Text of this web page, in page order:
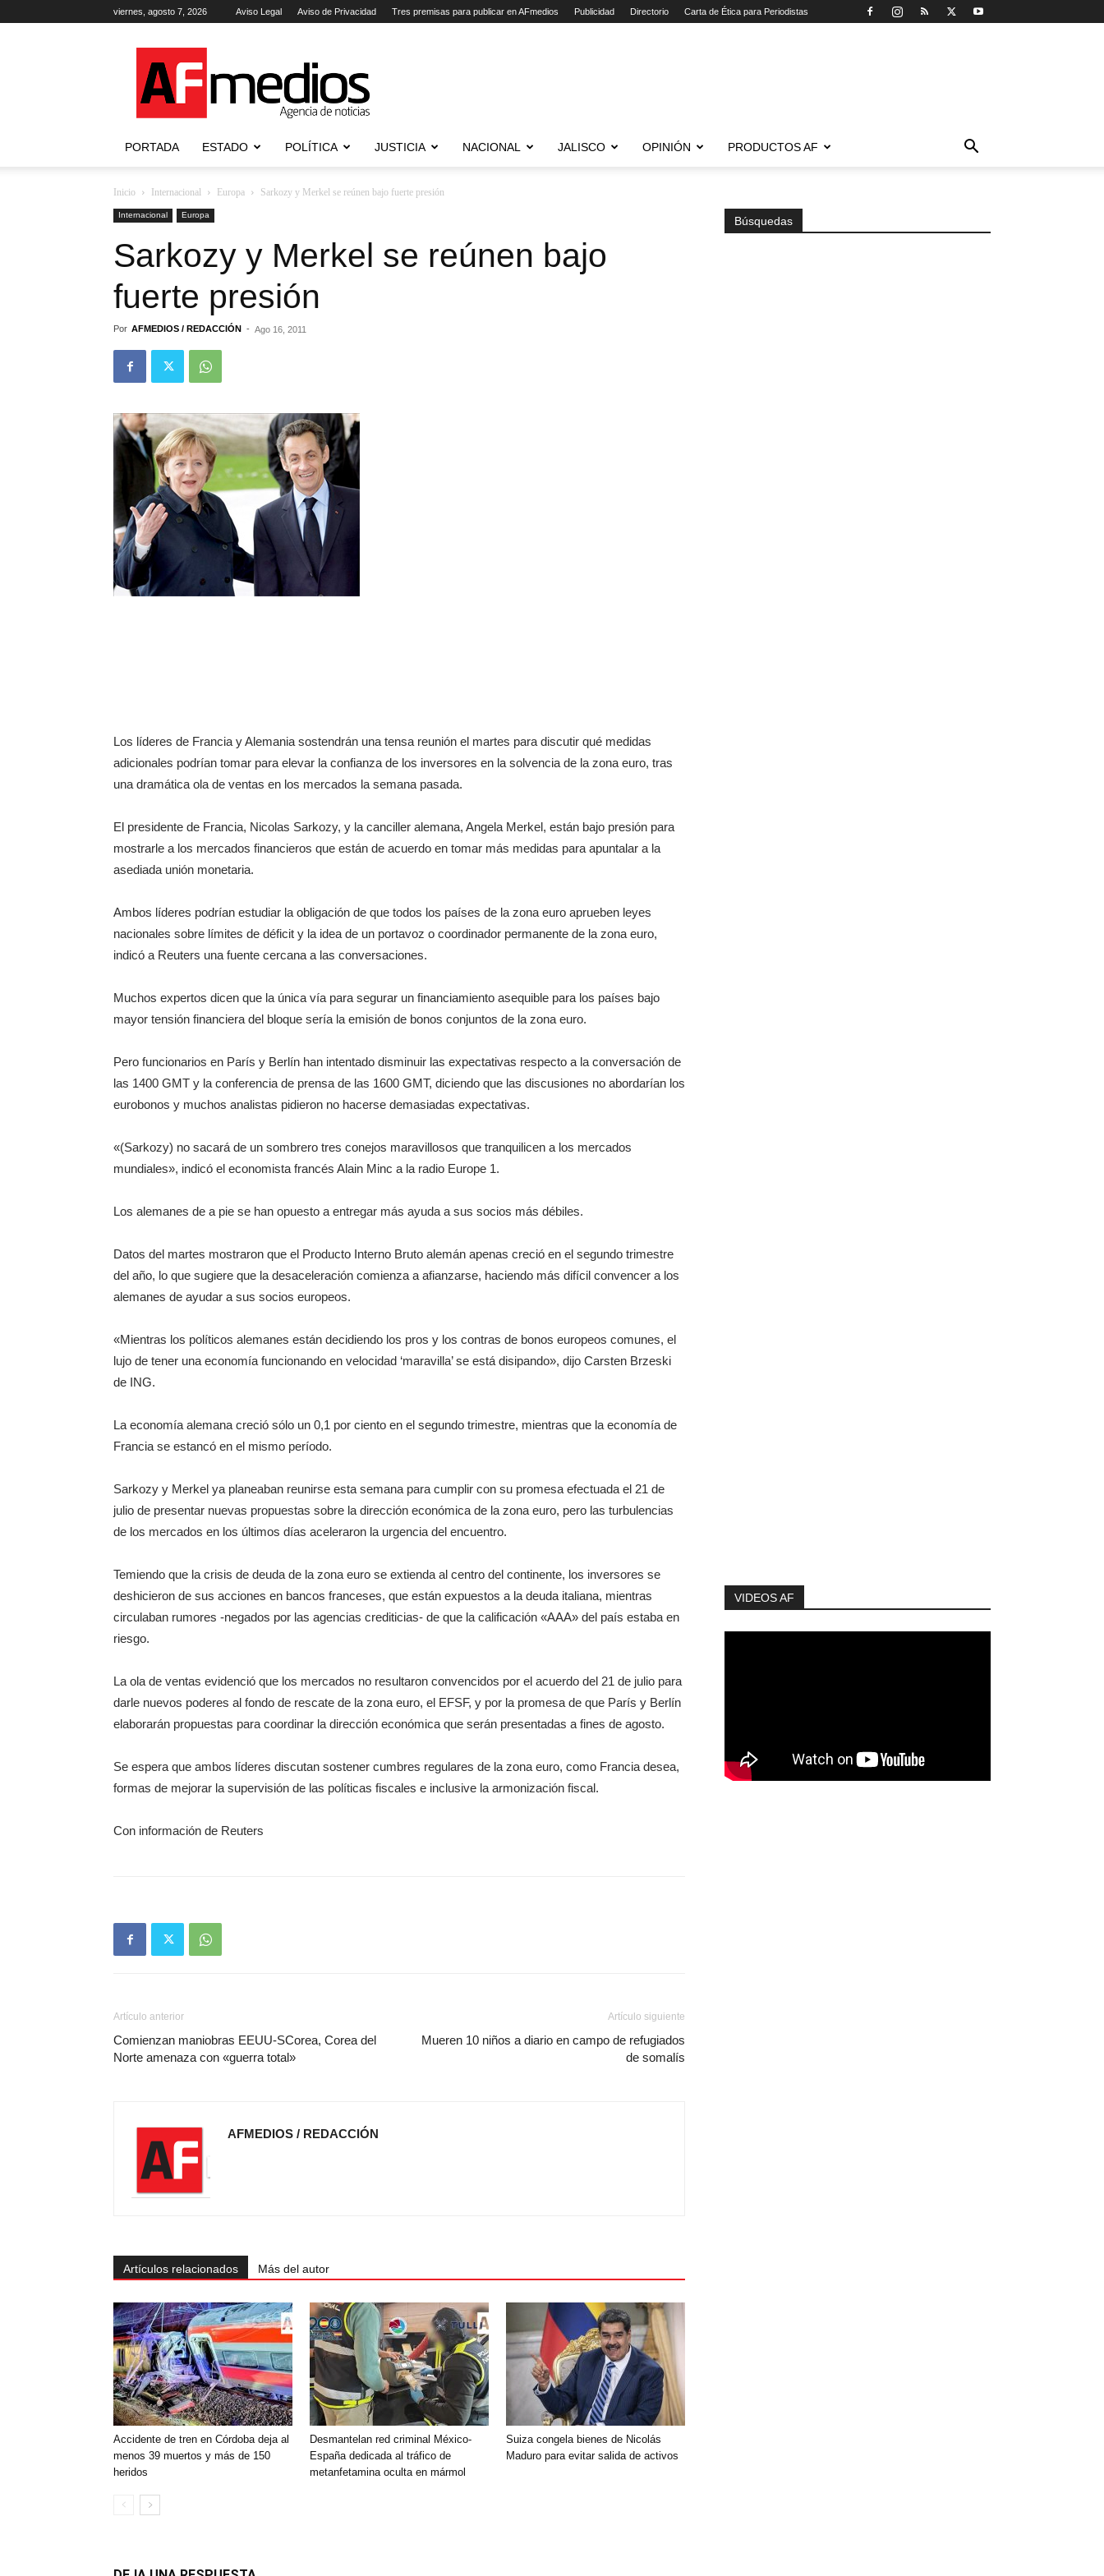
viernes, agosto 7, 2026 Aviso Legal Aviso de Privacidad Tres premisas para publicar en AFmedios Publicidad Directorio Carta de Ética para Periodistas
Agencia
de
Noticias
PORTADA ESTADO POLÍTICA JUSTICIA NACIONAL JALISCO OPINIÓN PRODUCTOS AF
Inicio Internacional Europa Sarkozy y Merkel se reúnen bajo fuerte presión
Internacional Europa
Sarkozy y Merkel se reúnen bajo
fuerte presión
Por AFMEDIOS / REDACCIÓN - Ago 16, 2011
Los líderes de Francia y Alemania sostendrán una tensa reunión el martes para discutir qué medidas
adicionales podrían tomar para elevar la confianza de los inversores en la solvencia de la zona euro, tras
una dramática ola de ventas en los mercados la semana pasada.
El presidente de Francia, Nicolas Sarkozy, y la canciller alemana, Angela Merkel, están bajo presión para
mostrarle a los mercados financieros que están de acuerdo en tomar más medidas para apuntalar a la
asediada unión monetaria.
Ambos líderes podrían estudiar la obligación de que todos los países de la zona euro aprueben leyes
nacionales sobre límites de déficit y la idea de un portavoz o coordinador permanente de la zona euro,
indicó a Reuters una fuente cercana a las conversaciones.
Muchos expertos dicen que la única vía para segurar un financiamiento asequible para los países bajo
mayor tensión financiera del bloque sería la emisión de bonos conjuntos de la zona euro.
Pero funcionarios en París y Berlín han intentado disminuir las expectativas respecto a la conversación de
las 1400 GMT y la conferencia de prensa de las 1600 GMT, diciendo que las discusiones no abordarían los
eurobonos y muchos analistas pidieron no hacerse demasiadas expectativas.
«(Sarkozy) no sacará de un sombrero tres conejos maravillosos que tranquilicen a los mercados
mundiales», indicó el economista francés Alain Minc a la radio Europe 1.
Los alemanes de a pie se han opuesto a entregar más ayuda a sus socios más débiles.
Datos del martes mostraron que el Producto Interno Bruto alemán apenas creció en el segundo trimestre
del año, lo que sugiere que la desaceleración comienza a afianzarse, haciendo más difícil convencer a los
alemanes de ayudar a sus socios europeos.
«Mientras los políticos alemanes están decidiendo los pros y los contras de bonos europeos comunes, el
lujo de tener una economía funcionando en velocidad ‘maravilla’ se está disipando», dijo Carsten Brzeski
de ING.
La economía alemana creció sólo un 0,1 por ciento en el segundo trimestre, mientras que la economía de
Francia se estancó en el mismo período.
Sarkozy y Merkel ya planeaban reunirse esta semana para cumplir con su promesa efectuada el 21 de
julio de presentar nuevas propuestas sobre la dirección económica de la zona euro, pero las turbulencias
de los mercados en los últimos días aceleraron la urgencia del encuentro.
Temiendo que la crisis de deuda de la zona euro se extienda al centro del continente, los inversores se
deshicieron de sus acciones en bancos franceses, que están expuestos a la deuda italiana, mientras
circulaban rumores -negados por las agencias crediticias- de que la calificación «AAA» del país estaba en
riesgo.
La ola de ventas evidenció que los mercados no resultaron convencidos por el acuerdo del 21 de julio para
darle nuevos poderes al fondo de rescate de la zona euro, el EFSF, y por la promesa de que París y Berlín
elaborarán propuestas para coordinar la dirección económica que serán presentadas a fines de agosto.
Se espera que ambos líderes discutan sostener cumbres regulares de la zona euro, como Francia desea,
formas de mejorar la supervisión de las políticas fiscales e inclusive la armonización fiscal.
Con información de Reuters
Artículo anterior
Comienzan maniobras EEUU-SCorea, Corea del
Norte amenaza con «guerra total»
Artículo siguiente
Mueren 10 niños a diario en campo de refugiados
de somalís
AFMEDIOS / REDACCIÓN
Artículos relacionados Más del autor
Accidente de tren en Córdoba deja al
menos 39 muertos y más de 150
heridos
Desmantelan red criminal México-
España dedicada al tráfico de
metanfetamina oculta en mármol
Suiza congela bienes de Nicolás
Maduro para evitar salida de activos
Búsquedas
VIDEOS AF